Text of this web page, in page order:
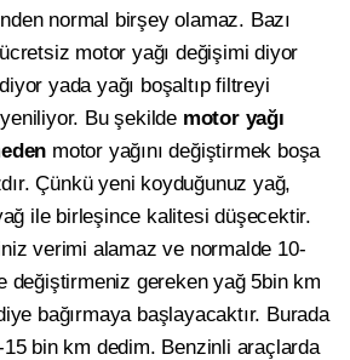
normal birşey olamaz. Bazı
motor yağı değişimi diyor
yada yağı boşaltıp filtreyi
Bu şekilde motor yağı
motor yağını değiştirmek boşa
Çünkü yeni koyduğunuz yağ,
ile birleşince kalitesi düşecektir.
verimi alamaz ve normalde 10-
değiştirmeniz gereken yağ 5bin km
bağırmaya başlayacaktır. Burada
bin km dedim. Benzinli araçlarda